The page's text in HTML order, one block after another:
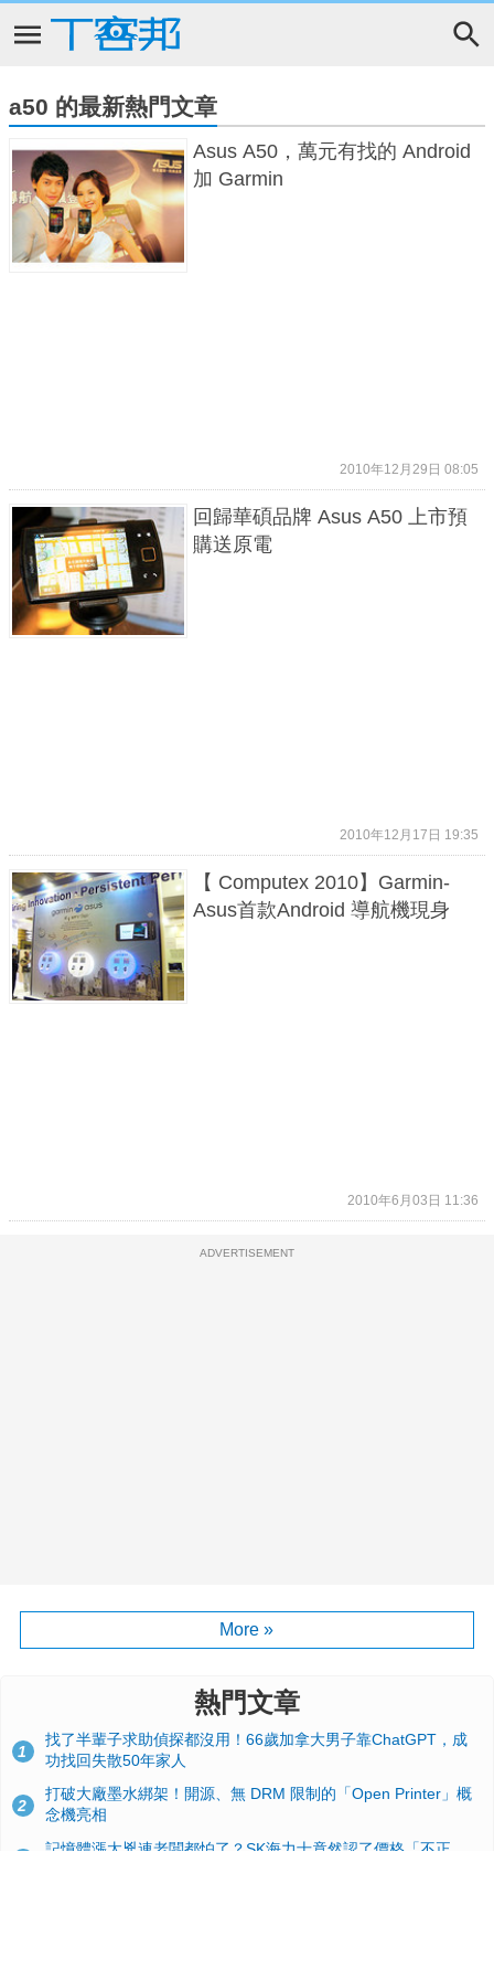
a50 的最新熱門文章
Asus A50，萬元有找的 Android
加 Garmin
2010年12月29日 08:05
回歸華碩品牌 Asus A50 上市預
購送原電
2010年12月17日 19:35
【 Computex 2010】Garmin-
Asus首款Android 導航機現身
2010年6月03日 11:36
ADVERTISEMENT
More »
熱門文章
1
找了半輩子求助偵探都沒用！66歲加拿大男子靠ChatGPT，成
功找回失散50年家人
2
打破大廠墨水綁架！開源、無 DRM 限制的「Open Printer」概
念機亮相
記憶體漲太兇連老闆都怕了？SK海力士竟然認了價格「不正